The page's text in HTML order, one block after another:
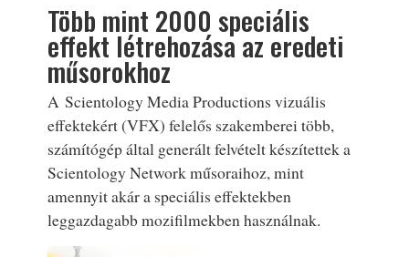
Több mint 2000 speciális
effekt létrehozása az eredeti
műsorokhoz
A Scientology Media Productions vizuális
effektekért (VFX) felelős szakemberei több,
számítógép által generált felvételt készítettek a
Scientology Network műsoraihoz, mint
amennyit akár a speciális effektekben
leggazdagabb mozifilmekben használnak.